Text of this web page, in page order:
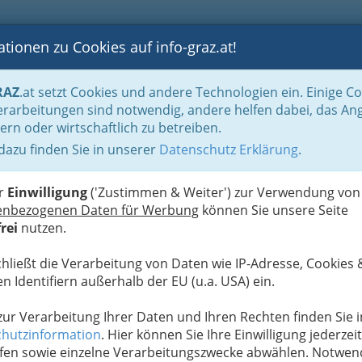
BLOGS FOTOS GASTRONOMIE BRANCHEN
zu Cookies auf info-graz.at!
.at setzt Cookies und andere Technologien ein. Einige
sind notwendig, andere helfen dabei, das
oder wirtschaftlich zu betreiben.
finden Sie in unserer Datenschutz Erklärung.
Einwilligung('Zustimmen & Weiter') zur Verwendung von
Daten für Werbung können Sie unsere Seite
nutzen.
die Verarbeitung von Daten wie IP-Adresse, Cookies
Identifiern außerhalb der EU (u.a. USA) ein.
Verarbeitung Ihrer Daten und Ihren Rechten finden Sie
. Hier können Sie Ihre Einwilligung jederzeit
sowie einzelne Verarbeitungszwecke abwählen.
Männergesundheit Internist und Internistin - innere Medizin
für Innere Medizin,